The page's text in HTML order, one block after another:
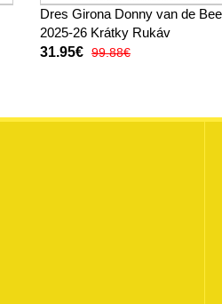
Dres Girona Donny van de
2025-26 Krátky Rukáv
31.95€ 99.88€